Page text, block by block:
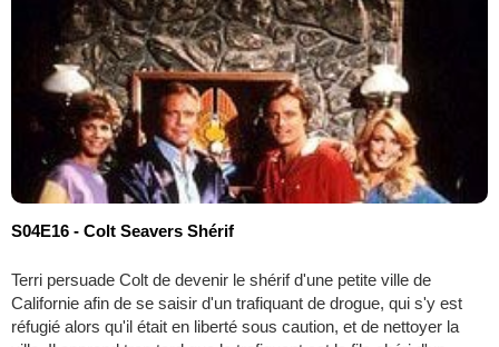
S04E16 - Colt Seavers Shérif
Terri persuade Colt de devenir le shérif d'une petite ville de
Californie afin de se saisir d'un trafiquant de drogue, qui s'y est
réfugié alors qu'il était en liberté sous caution, et de nettoyer la